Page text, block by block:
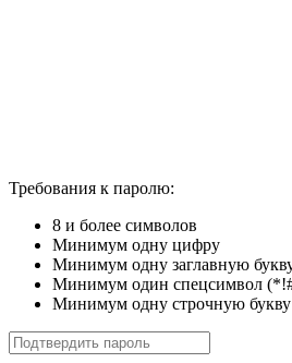
Требования к паролю:
8 и более символов
Минимум одну цифру
Минимум одну заглавную
Минимум один спецсимвол
Минимум одну строчную букву